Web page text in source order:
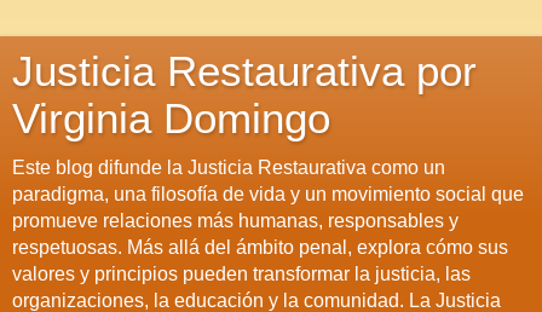
Justicia Restaurativa por
Virginia Domingo
Este blog difunde la Justicia Restaurativa como un
paradigma, una filosofía de vida y un movimiento social que
promueve relaciones más humanas, responsables y
respetuosas. Más allá del ámbito penal, explora cómo sus
valores y principios pueden transformar la justicia, las
organizaciones, la educación y la comunidad. La Justicia